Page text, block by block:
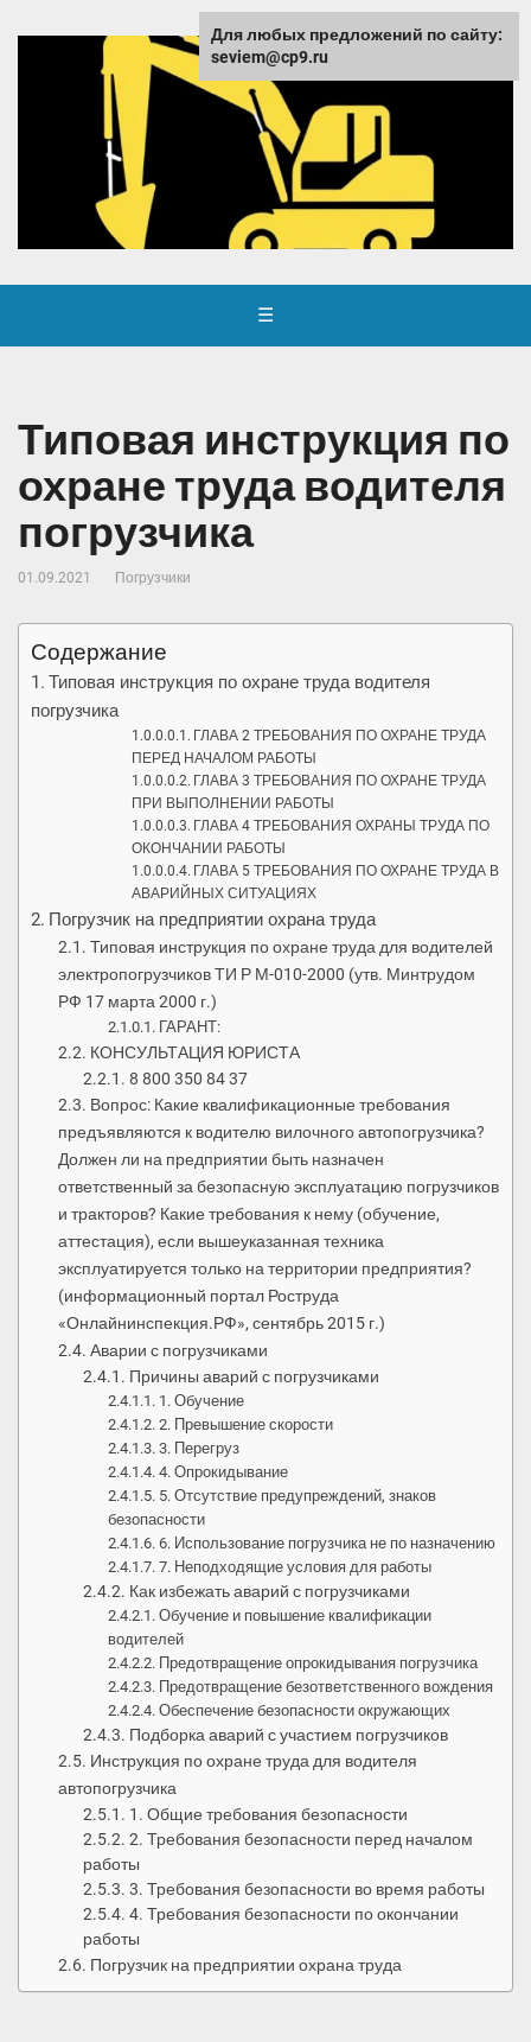
☰
Типовая инструкция по
охране труда водителя
погрузчика
01.09.2021 Погрузчики
Содержание
Типовая инструкция по охране труда водителя
погрузчика
ГЛАВА 2 ТРЕБОВАНИЯ ПО ОХРАНЕ ТРУДА
ПЕРЕД НАЧАЛОМ РАБОТЫ
ГЛАВА 3 ТРЕБОВАНИЯ ПО ОХРАНЕ ТРУДА
ПРИ ВЫПОЛНЕНИИ РАБОТЫ
ГЛАВА 4 ТРЕБОВАНИЯ ОХРАНЫ ТРУДА ПО
ОКОНЧАНИИ РАБОТЫ
ГЛАВА 5 ТРЕБОВАНИЯ ПО ОХРАНЕ ТРУДА В
АВАРИЙНЫХ СИТУАЦИЯХ
Погрузчик на предприятии охрана труда
Типовая инструкция по охране труда для водителей
электропогрузчиков ТИ Р М-010-2000 (утв. Минтрудом
РФ 17 марта 2000 г.)
ГАРАНТ:
КОНСУЛЬТАЦИЯ ЮРИСТА
8 800 350 84 37
Вопрос: Какие квалификационные требования
предъявляются к водителю вилочного автопогрузчика?
Должен ли на предприятии быть назначен
ответственный за безопасную эксплуатацию погрузчиков
и тракторов? Какие требования к нему (обучение,
аттестация), если вышеуказанная техника
эксплуатируется только на территории предприятия?
(информационный портал Роструда
«Онлайнинспекция.РФ», сентябрь 2015 г.)
Аварии с погрузчиками
Причины аварий с погрузчиками
1. Обучение
2. Превышение скорости
3. Перегруз
4. Опрокидывание
5. Отсутствие предупреждений, знаков
безопасности
6. Использование погрузчика не по назначению
7. Неподходящие условия для работы
Как избежать аварий с погрузчиками
Обучение и повышение квалификации
водителей
Предотвращение опрокидывания погрузчика
Предотвращение безответственного вождения
Обеспечение безопасности окружающих
Подборка аварий с участием погрузчиков
Инструкция по охране труда для водителя
автопогрузчика
1. Общие требования безопасности
2. Требования безопасности перед началом
работы
3. Требования безопасности во время работы
4. Требования безопасности по окончании
работы
Погрузчик на предприятии охрана труда
Для любых предложений по сайту:
seviem@cp9.ru